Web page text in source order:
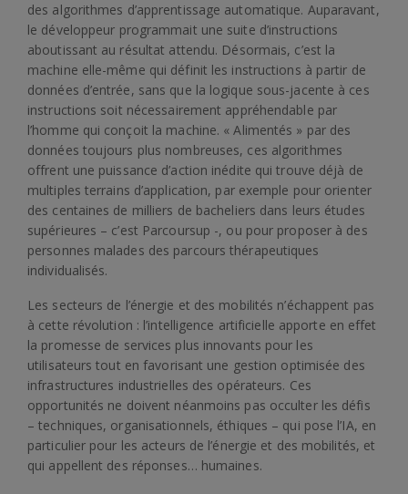
des algorithmes d’apprentissage automatique. Auparavant,
le développeur programmait une suite d’instructions
aboutissant au résultat attendu. Désormais, c’est la
machine elle-même qui définit les instructions à partir de
données d’entrée, sans que la logique sous-jacente à ces
instructions soit nécessairement appréhendable par
l’homme qui conçoit la machine. « Alimentés » par des
données toujours plus nombreuses, ces algorithmes
offrent une puissance d’action inédite qui trouve déjà de
multiples terrains d’application, par exemple pour orienter
des centaines de milliers de bacheliers dans leurs études
supérieures – c’est Parcoursup -, ou pour proposer à des
personnes malades des parcours thérapeutiques
individualisés.
Les secteurs de l’énergie et des mobilités n’échappent pas
à cette révolution : l’intelligence artificielle apporte en effet
la promesse de services plus innovants pour les
utilisateurs tout en favorisant une gestion optimisée des
infrastructures industrielles des opérateurs. Ces
opportunités ne doivent néanmoins pas occulter les défis
– techniques, organisationnels, éthiques – qui pose l’IA, en
particulier pour les acteurs de l’énergie et des mobilités, et
qui appellent des réponses… humaines.